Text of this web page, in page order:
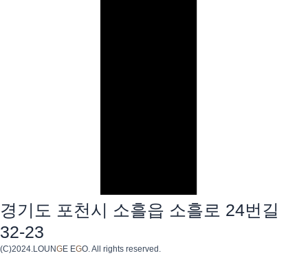
경기도 포천시 소흘읍 소흘로 24번길
32-23
(C)2024.LOUNGE EGO. All rights reserved.